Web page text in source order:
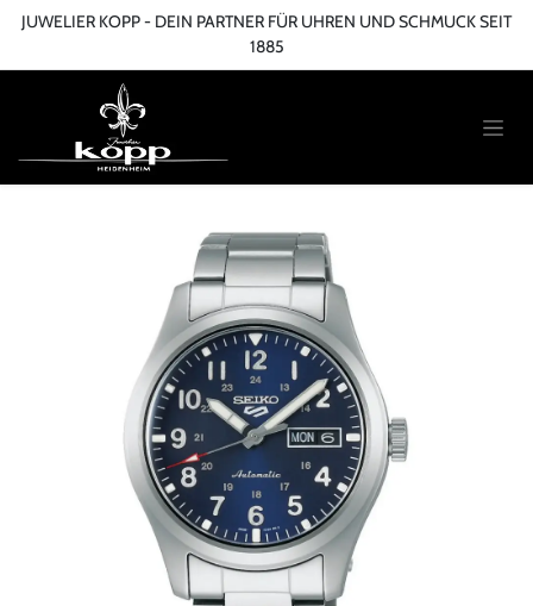
Zum Inhalt springen
JUWELIER KOPP - DEIN PARTNER FÜR UHREN UND SCHMUCK SEIT
1885